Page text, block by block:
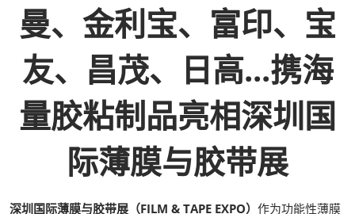
曼、金利宝、富印、宝
友、昌茂、日高...携海
量胶粘制品亮相深圳国
际薄膜与胶带展
深圳国际薄膜与胶带展（FILM & TAPE EXPO） 作为功能性薄膜